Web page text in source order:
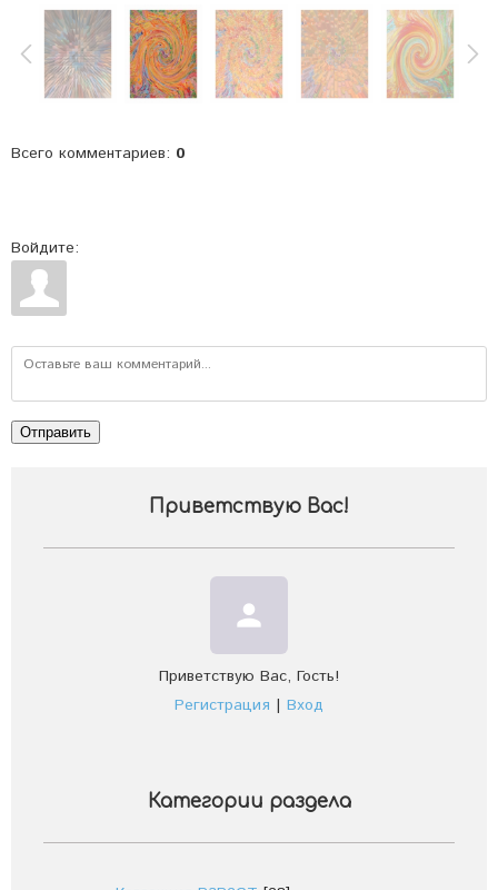
Всего комментариев: 0
Войдите:
Отправить
Приветствую Вас!
person
Приветствую Вас, Гость!
Регистрация | Вход
Категории раздела